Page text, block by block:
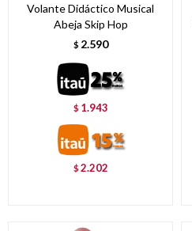
Volante Didáctico Musical
Abeja Skip Hop
$ 2.590
$ 1.943
$2.202